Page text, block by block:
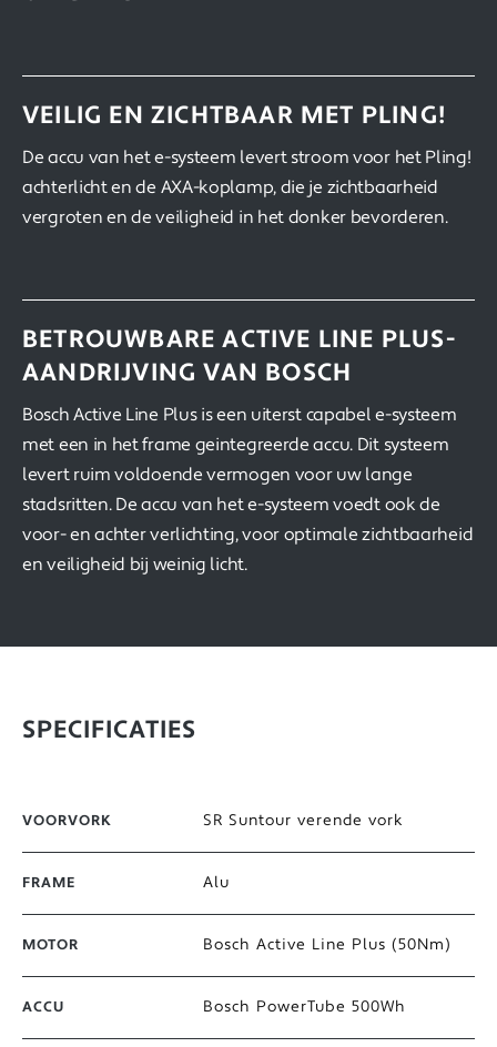
VEILIG EN ZICHTBAAR MET PLING!
De accu van het e-systeem levert stroom voor het Pling!
achterlicht en de AXA-koplamp, die je zichtbaarheid
vergroten en de veiligheid in het donker bevorderen.
BETROUWBARE ACTIVE LINE PLUS-
AANDRIJVING VAN BOSCH
Bosch Active Line Plus is een uiterst capabel e-systeem
met een in het frame geintegreerde accu. Dit systeem
levert ruim voldoende vermogen voor uw lange
stadsritten. De accu van het e-systeem voedt ook de
voor- en achter verlichting, voor optimale zichtbaarheid
en veiligheid bij weinig licht.
SPECIFICATIES
VOORVORK SR Suntour verende vork
FRAME Alu
MOTOR Bosch Active Line Plus (50Nm)
ACCU Bosch PowerTube 500Wh